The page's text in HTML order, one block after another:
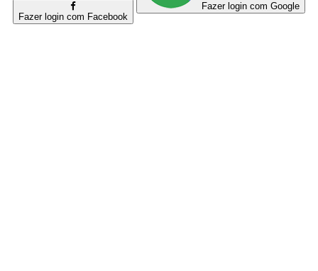
Fazer login com Facebook
Fazer login com Google